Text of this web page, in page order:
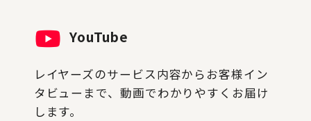
YouTube
レイヤーズのサービス内容からお客様イン
タビューまで、動画でわかりやすくお届け
します。